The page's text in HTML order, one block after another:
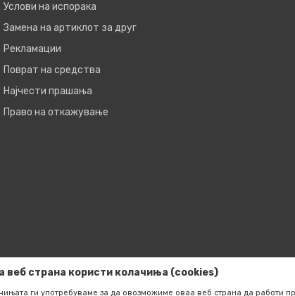
Услови на испорака
Замена на артиклот за друг
Рекламации
Поврат на средства
Најчести прашања
Право на откажување
веб страна користи колачиња (cookies)
ги употребуваме за да овозможиме оваа веб страна да работи